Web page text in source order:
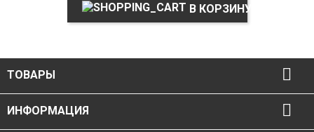
В КОРЗИНУ
ТОВАРЫ 
ИНФОРМАЦИЯ 